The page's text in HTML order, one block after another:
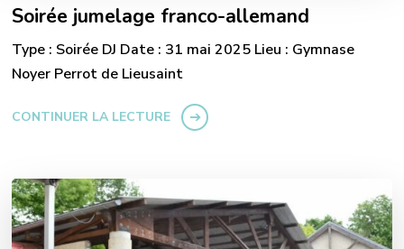
Soirée jumelage franco-allemand
Type : Soirée DJ Date : 31 mai 2025 Lieu : Gymnase
Noyer Perrot de Lieusaint
CONTINUER LA LECTURE